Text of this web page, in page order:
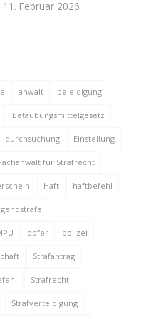
11. Februar 2026
anwalt beleidigung
Betäubungsmittelgesetz
durchsuchung Einstellung
für Strafrecht
Haft haftbefehl
opfer polizei
Strafantrag
Strafrecht
Strafverteidigung